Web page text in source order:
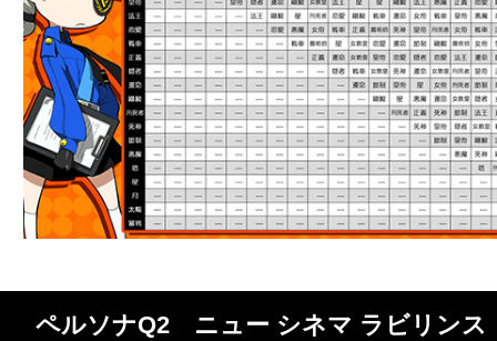
ペルソナQ2 ニュー シネマ ラビリンス